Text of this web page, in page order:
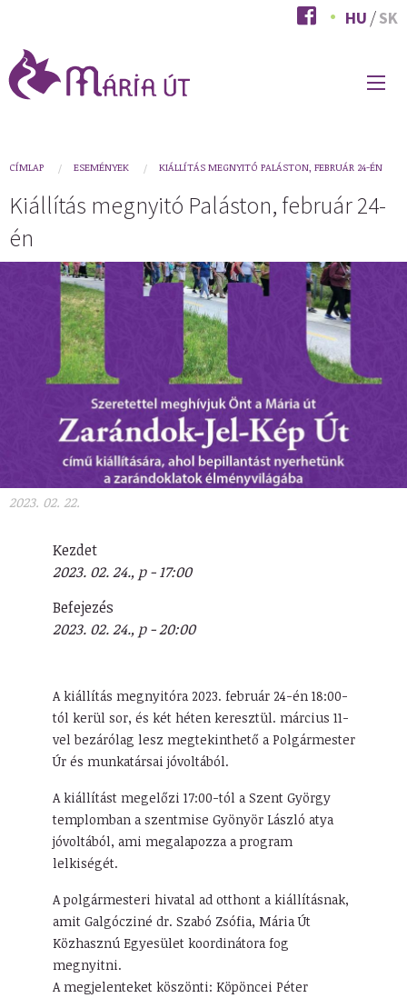
tartalomra
HU SK
You
are
here
CÍMLAP ESEMÉNYEK KIÁLLÍTÁS MEGNYITÓ PALÁSTON, FEBRUÁR 24-ÉN
Kiállítás megnyitó Paláston, február 24-
én
2023. 02. 22.
Kezdet
2023. 02. 24., p - 17:00
Befejezés
2023. 02. 24., p - 20:00
A kiállítás megnyitóra 2023. február 24-én 18:00-
tól kerül sor, és két héten keresztül. március 11-
vel bezárólag lesz megtekinthető a Polgármester
Úr és munkatársai jóvoltából.
A kiállítást megelőzi 17:00-tól a Szent György
templomban a szentmise Gyönyör László atya
jóvoltából, ami megalapozza a program
lelkiségét.
A polgármesteri hivatal ad otthont a kiállításnak,
amit Galgócziné dr. Szabó Zsófia, Mária Út
Közhasznú Egyesület koordinátora fog
megnyitni.
A megjelenteket köszönti: Köpöncei Péter